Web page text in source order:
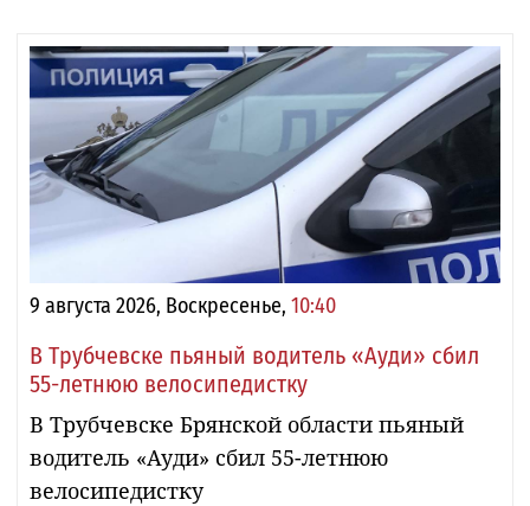
9 августа 2026, Воскресенье, 10:40
В Трубчевске пьяный водитель «Ауди» сбил
55-летнюю велосипедистку
В Трубчевске Брянской области пьяный
водитель «Ауди» сбил 55-летнюю
велосипедистку